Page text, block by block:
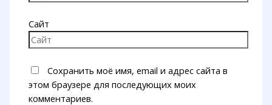
Сайт
Сохранить моё имя, email и адрес сайта в
этом браузере для последующих моих
комментариев.